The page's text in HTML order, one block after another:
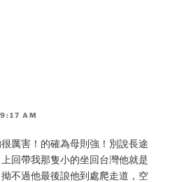
AM
厲害！的確為母則強！別說長途
回帶我那隻小的坐回台灣他就是
不過他最後誏他到處爬走道，空